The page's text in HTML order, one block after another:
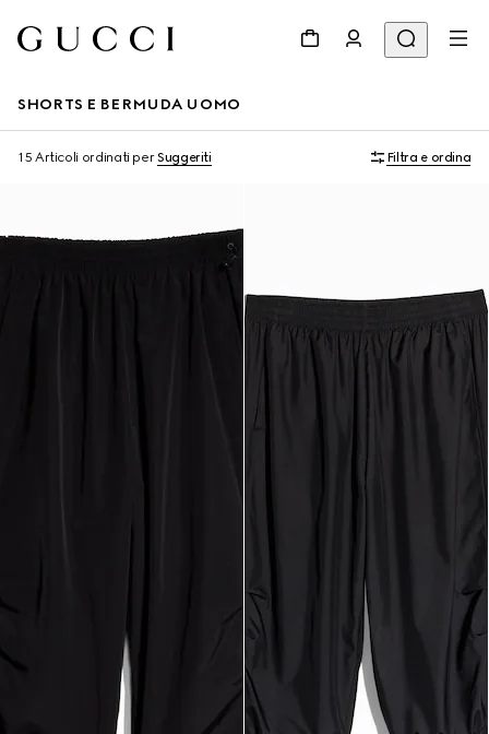
SHORTS E BERMUDA UOMO
15 Articoli ordinati perSuggeriti Filtra e ordina